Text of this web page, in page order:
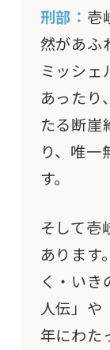
刑部： 壱
然があふ
ミッシェ
あったり
たる断崖
り、唯一
す。
そして壱
あります
く・い
人伝」や
年にわた